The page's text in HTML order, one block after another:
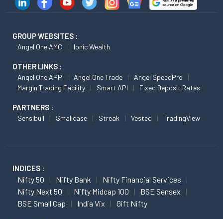
GROUP WEBSITES :
Angel One AMC Ionic Wealth
OTHER LINKS :
Angel One APP Angel One Trade
Angel SpeedPro
Margin Trading Facility
Smart API Fixed Deposit Rates
PARTNERS :
Sensibull Smallcase Streak Vested TradingView
INDICES :
Nifty 50 Nifty Bank
Nifty Financial Services
Nifty Next 50
Nifty Midcap 100
BSE Sensex
BSE Small Cap
India Vix Gift Nifty